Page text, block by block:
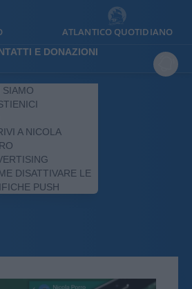
ATLANTICO QUOTIDIANO
E DONAZIONI
SIAMO
A NICOLA
DISATTIVARE LE
PUSH